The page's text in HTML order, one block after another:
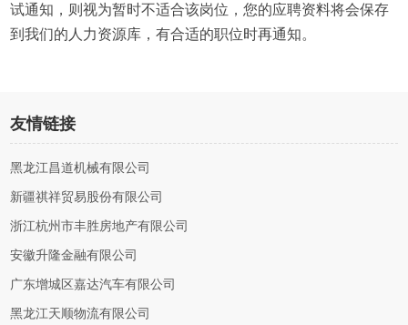
试通知，则视为暂时不适合该岗位，您的应聘资料将会保存
到我们的人力资源库，有合适的职位时再通知。
友情链接
黑龙江昌道机械有限公司
新疆祺祥贸易股份有限公司
浙江杭州市丰胜房地产有限公司
安徽升隆金融有限公司
广东增城区嘉达汽车有限公司
黑龙江天顺物流有限公司